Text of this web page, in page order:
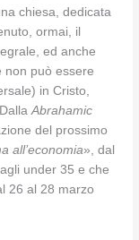
chiesa, dedicata
ormai, il
ed anche
non può essere
in Cristo,
Abrahamic
del prossimo
all’economia», dal
under 35 e che
26 al 28 marzo